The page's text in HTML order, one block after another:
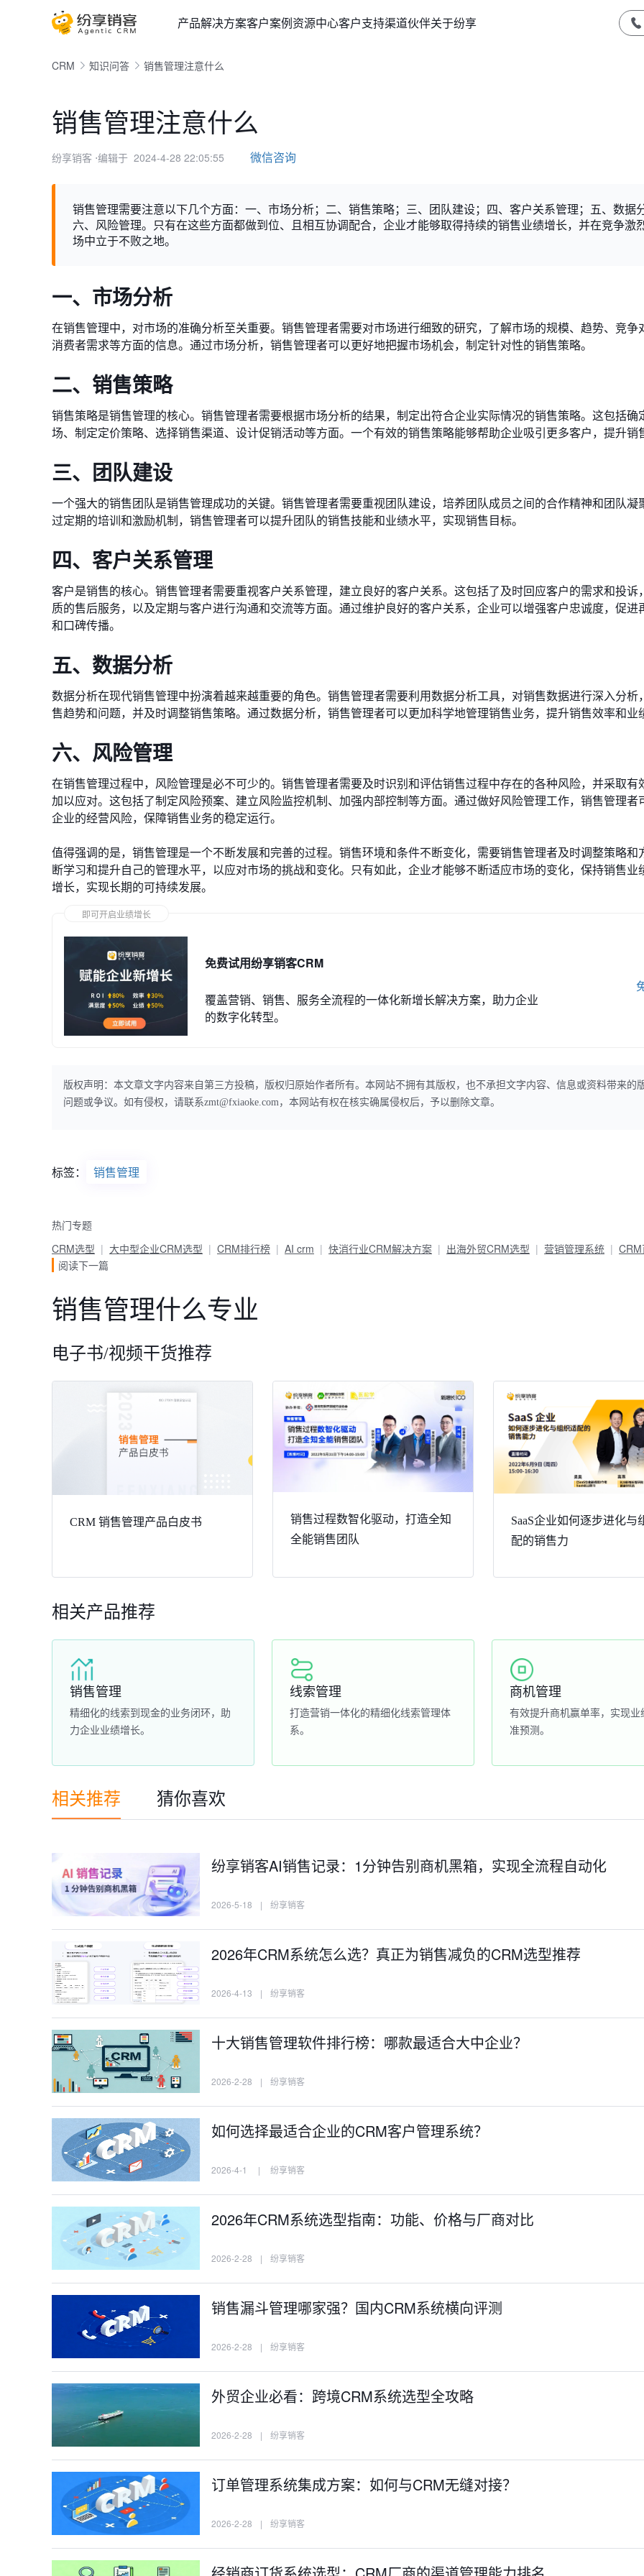
产品解决方案客户案例资源中心客户支持渠道伙伴关于纷享
CRM 知识问答 销售管理注意什么
销售管理注意什么
纷享销客 ⋅编辑于 2024-4-28 22:05:55 微信咨询
销售管理需要注意以下几个方面：一、市场分析；二、销售策略；三、团队建设；四、客户关系管理；五、数据
六、风险管理。只有在这些方面都做到位、且相互协调配合，企业才能够取得持续的销售业绩增长，并在竞争激
场中立于不败之地。
一、市场分析
在销售管理中，对市场的准确分析至关重要。销售管理者需要对市场进行细致的研究，了解市场的规模、趋势、竞争
消费者需求等方面的信息。通过市场分析，销售管理者可以更好地把握市场机会，制定针对性的销售策略。
二、销售策略
销售策略是销售管理的核心。销售管理者需要根据市场分析的结果，制定出符合企业实际情况的销售策略。这包括确
场、制定定价策略、选择销售渠道、设计促销活动等方面。一个有效的销售策略能够帮助企业吸引更多客户，提升销
三、团队建设
一个强大的销售团队是销售管理成功的关键。销售管理者需要重视团队建设，培养团队成员之间的合作精神和团队凝
过定期的培训和激励机制，销售管理者可以提升团队的销售技能和业绩水平，实现销售目标。
四、客户关系管理
客户是销售的核心。销售管理者需要重视客户关系管理，建立良好的客户关系。这包括了及时回应客户的需求和投诉
质的售后服务，以及定期与客户进行沟通和交流等方面。通过维护良好的客户关系，企业可以增强客户忠诚度，促进
和口碑传播。
五、数据分析
数据分析在现代销售管理中扮演着越来越重要的角色。销售管理者需要利用数据分析工具，对销售数据进行深入分析
售趋势和问题，并及时调整销售策略。通过数据分析，销售管理者可以更加科学地管理销售业务，提升销售效率和业
六、风险管理
在销售管理过程中，风险管理是必不可少的。销售管理者需要及时识别和评估销售过程中存在的各种风险，并采取有
加以应对。这包括了制定风险预案、建立风险监控机制、加强内部控制等方面。通过做好风险管理工作，销售管理者
企业的经营风险，保障销售业务的稳定运行。
值得强调的是，销售管理是一个不断发展和完善的过程。销售环境和条件不断变化，需要销售管理者及时调整策略和
断学习和提升自己的管理水平，以应对市场的挑战和变化。只有如此，企业才能够不断适应市场的变化，保持销售业
增长，实现长期的可持续发展。
即可开启业绩增长
免费试用纷享销客CRM
覆盖营销、销售、服务全流程的一体化新增长解决方案，助力企业
的数字化转型。
版权声明：本文章文字内容来自第三方投稿，版权归原始作者所有。本网站不拥有其版权，也不承担文字内容、信息或资料带来的
问题或争议。如有侵权，请联系zmt@fxiaoke.com，本网站有权在核实确属侵权后，予以删除文章。
标签： 销售管理
热门专题
CRM选型
大中型企业CRM选型 CRM排行榜 AI crm 快消行业CRM解决方案 出海外贸CRM选型 营销管理系统
阅读下一篇
销售管理什么专业
电子书/视频干货推荐
CRM 销售管理产品白皮书
销售过程数智化驱动，打造全知
全能销售团队
SaaS企业如何逐步进化与
配的销售力
相关产品推荐
销售管理
精细化的线索到现金的业务闭环，助
力企业业绩增长。
线索管理
打造营销一体化的精细化线索管理体
系。
商机管理
有效提升商机赢单率，实现业
准预测。
相关推荐 猜你喜欢
纷享销客AI销售记录：1分钟告别商机黑箱，实现全流程自动化
2026-5-18 | 纷享销客
2026年CRM系统怎么选？真正为销售减负的CRM选型推荐
2026-4-13 | 纷享销客
十大销售管理软件排行榜：哪款最适合大中企业？
2026-2-28 | 纷享销客
如何选择最适合企业的CRM客户管理系统？
2026-4-1 | 纷享销客
2026年CRM系统选型指南：功能、价格与厂商对比
2026-2-28 | 纷享销客
销售漏斗管理哪家强？国内CRM系统横向评测
2026-2-28 | 纷享销客
外贸企业必看：跨境CRM系统选型全攻略
2026-2-28 | 纷享销客
订单管理系统集成方案：如何与CRM无缝对接？
2026-2-28 | 纷享销客